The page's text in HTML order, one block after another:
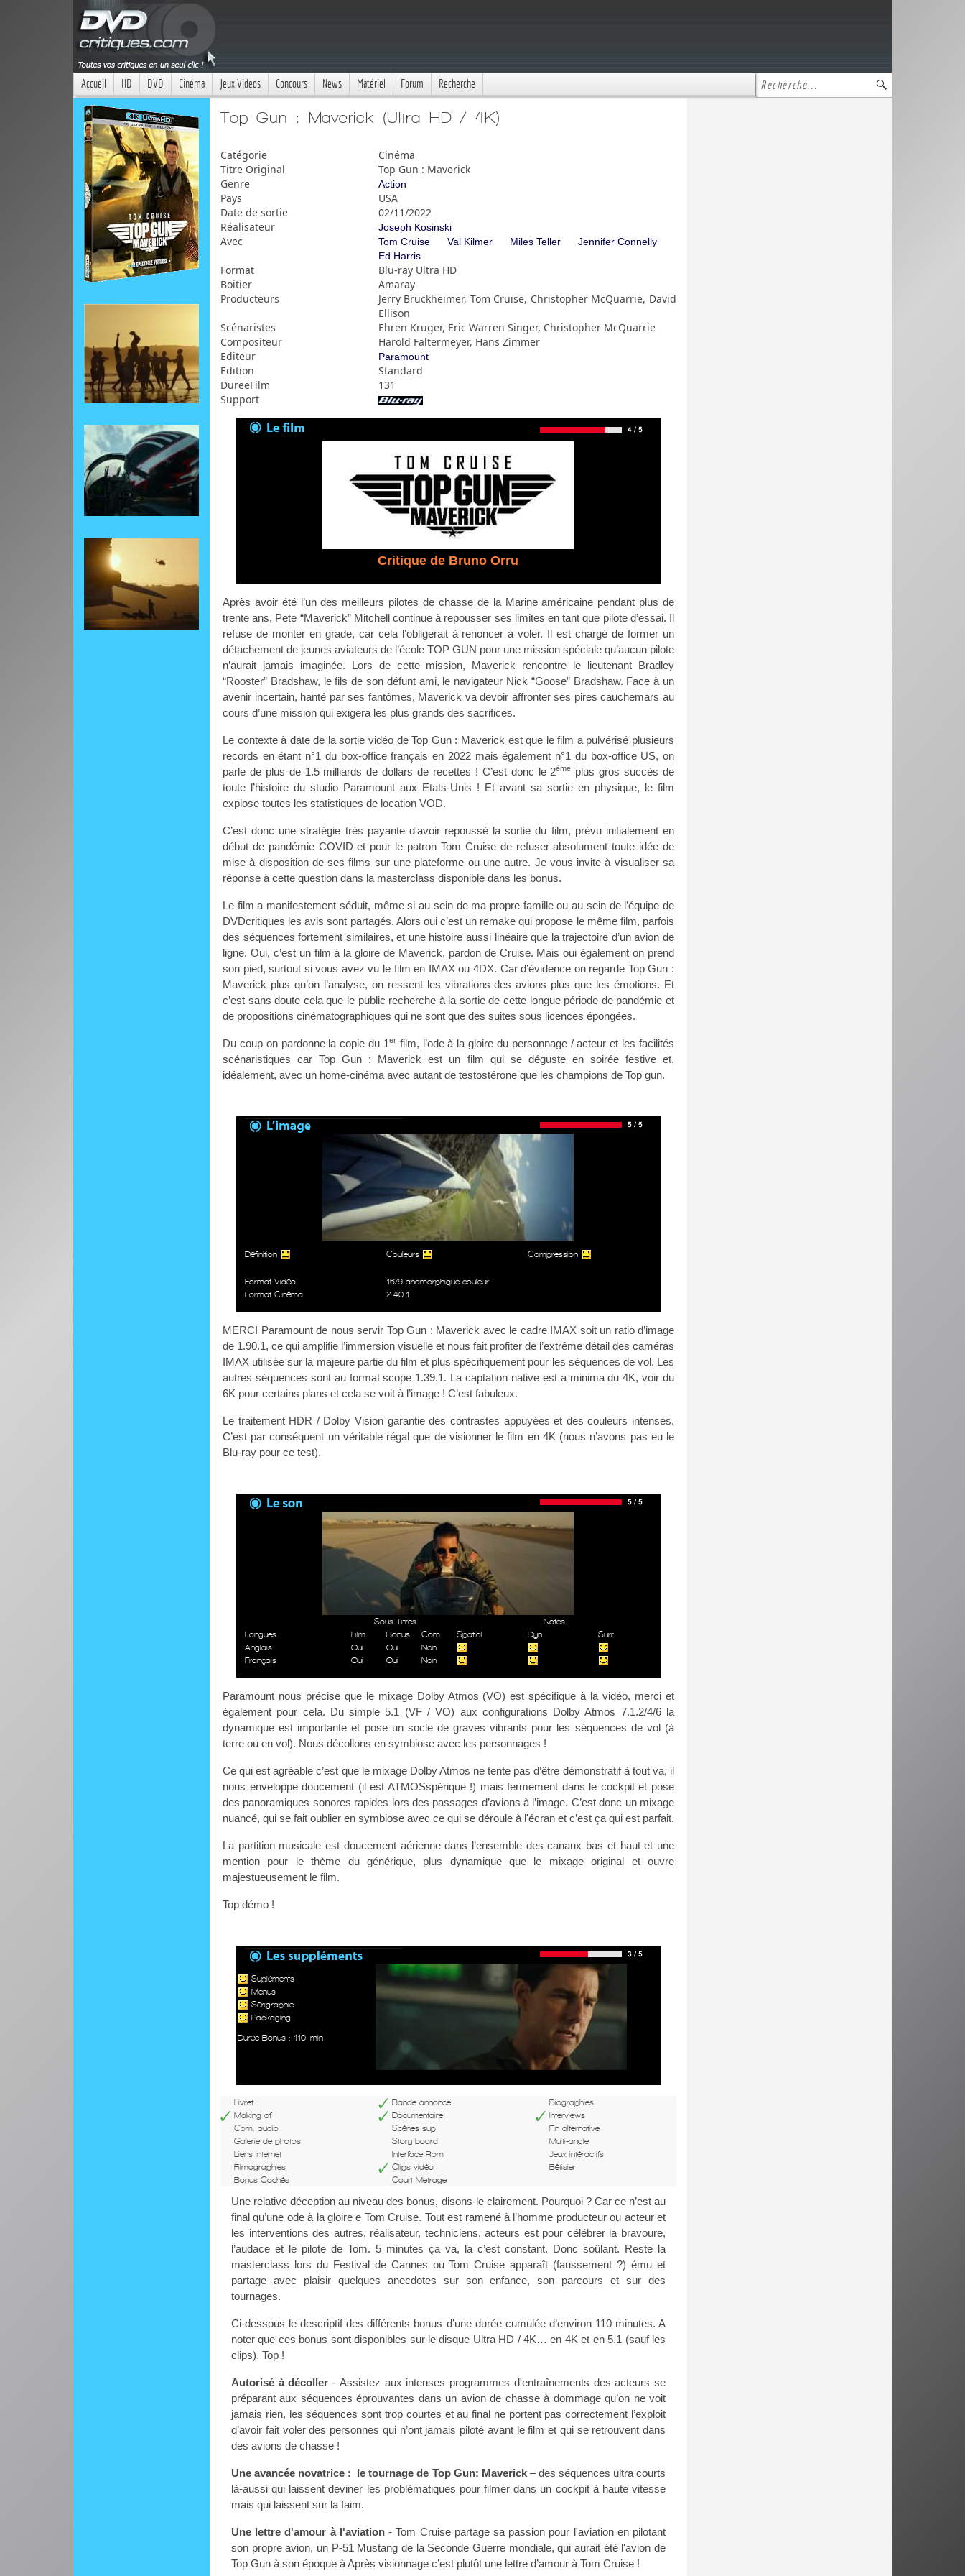
Accueil HD DVD Cinéma Jeux Videos Concours News Matériel Forum Recherche
Top Gun : Maverick (Ultra HD / 4K)
Catégorie
Cinéma
Titre Original
Top Gun : Maverick
Genre
Action
Pays
USA
Date de sortie
02/11/2022
Réalisateur
Joseph Kosinski
Avec Tom Cruise Val Kilmer Miles Teller
Jennifer Connelly
Ed Harris
Format
Blu-ray Ultra HD
Boitier
Amaray
Producteurs
Jerry Bruckheimer, Tom Cruise, Christopher McQuarrie, David
Ellison
Scénaristes
Ehren Kruger, Eric Warren Singer, Christopher McQuarrie
Compositeur
Harold Faltermeyer, Hans Zimmer
Editeur
Paramount
Edition
Standard
DureeFilm
131
Support
Critique de Bruno Orru
Après avoir été l’un des meilleurs pilotes de chasse de la Marine américaine pendant plus de
trente ans, Pete “Maverick” Mitchell continue à repousser ses limites en tant que pilote d’essai. Il
refuse de monter en grade, car cela l’obligerait à renoncer à voler. Il est chargé de former un
détachement de jeunes aviateurs de l’école TOP GUN pour une mission spéciale qu’aucun pilote
n’aurait jamais imaginée. Lors de cette mission, Maverick rencontre le lieutenant Bradley
“Rooster” Bradshaw, le fils de son défunt ami, le navigateur Nick “Goose” Bradshaw. Face à un
avenir incertain, hanté par ses fantômes, Maverick va devoir affronter ses pires cauchemars au
cours d’une mission qui exigera les plus grands des sacrifices.
Le contexte à date de la sortie vidéo de Top Gun : Maverick est que le film a pulvérisé plusieurs
records en étant n°1 du box-office français en 2022 mais également n°1 du box-office US, on
parle de plus de 1.5 milliards de dollars de recettes ! C’est donc le 2ème plus gros succès de
toute l’histoire du studio Paramount aux Etats-Unis ! Et avant sa sortie en physique, le film
explose toutes les statistiques de location VOD.
C’est donc une stratégie très payante d'avoir repoussé la sortie du film, prévu initialement en
début de pandémie COVID et pour le patron Tom Cruise de refuser absolument toute idée de
mise à disposition de ses films sur une plateforme ou une autre. Je vous invite à visualiser sa
réponse à cette question dans la masterclass disponible dans les bonus.
Le film a manifestement séduit, même si au sein de ma propre famille ou au sein de l’équipe de
DVDcritiques les avis sont partagés. Alors oui c’est un remake qui propose le même film, parfois
des séquences fortement similaires, et une histoire aussi linéaire que la trajectoire d’un avion de
ligne. Oui, c’est un film à la gloire de Maverick, pardon de Cruise. Mais oui également on prend
son pied, surtout si vous avez vu le film en IMAX ou 4DX. Car d’évidence on regarde Top Gun :
Maverick plus qu’on l’analyse, on ressent les vibrations des avions plus que les émotions. Et
c’est sans doute cela que le public recherche à la sortie de cette longue période de pandémie et
de propositions cinématographiques qui ne sont que des suites sous licences épongées.
Du coup on pardonne la copie du 1erfilm, l’ode à la gloire du personnage / acteur et les facilités
scénaristiques car Top Gun : Maverick est un film qui se déguste en soirée festive et,
idéalement, avec un home-cinéma avec autant de testostérone que les champions de Top gun.
Définition Couleurs Compression
Format Vidéo
16/9 anamorphique couleur
Format Cinéma
2.40:1
MERCI Paramount de nous servir Top Gun : Maverick avec le cadre IMAX soit un ratio d’image
de 1.90.1, ce qui amplifie l’immersion visuelle et nous fait profiter de l’extrême détail des caméras
IMAX utilisée sur la majeure partie du film et plus spécifiquement pour les séquences de vol. Les
autres séquences sont au format scope 1.39.1. La captation native est a minima du 4K, voir du
6K pour certains plans et cela se voit à l’image ! C’est fabuleux.
Le traitement HDR / Dolby Vision garantie des contrastes appuyées et des couleurs intenses.
C’est par conséquent un véritable régal que de visionner le film en 4K (nous n’avons pas eu le
Blu-ray pour ce test).
Sous Titres
Notes
Langues
Film Bonus Com Spatial Dyn
Surr
Anglais
Oui Oui
Non
Français
Oui Oui Non
Paramount nous précise que le mixage Dolby Atmos (VO) est spécifique à la vidéo, merci et
également pour cela. Du simple 5.1 (VF / VO) aux configurations Dolby Atmos 7.1.2/4/6 la
dynamique est importante et pose un socle de graves vibrants pour les séquences de vol (à
terre ou en vol). Nous décollons en symbiose avec les personnages !
Ce qui est agréable c’est que le mixage Dolby Atmos ne tente pas d’être démonstratif à tout va, il
nous enveloppe doucement (il est ATMOSspérique !) mais fermement dans le cockpit et pose
des panoramiques sonores rapides lors des passages d’avions à l’image. C’est donc un mixage
nuancé, qui se fait oublier en symbiose avec ce qui se déroule à l'écran et c’est ça qui est parfait.
La partition musicale est doucement aérienne dans l’ensemble des canaux bas et haut et une
mention pour le thème du générique, plus dynamique que le mixage original et ouvre
majestueusement le film.
Top démo !
Supléments
Menus
Sérigraphie
Packaging
Durée Bonus : 110 min
Livret Bande annonce
Biographies
Making of
Documentaire
Interviews
Com. audio
Scènes sup
Fin alternative
Galerie de photos
Story board
Multi-angle
Liens internet
Interface Rom
Jeux intéractifs
Filmographies
Clips vidéo
Bêtisier
Bonus Cachés
Court Metrage
Une relative déception au niveau des bonus, disons-le clairement. Pourquoi ? Car ce n’est au
final qu’une ode à la gloire e Tom Cruise. Tout est ramené à l’homme producteur ou acteur et
les interventions des autres, réalisateur, techniciens, acteurs est pour célébrer la bravoure,
l’audace et le pilote de Tom. 5 minutes ça va, là c’est constant. Donc soûlant. Reste la
masterclass lors du Festival de Cannes ou Tom Cruise apparaît (faussement ?) ému et
partage avec plaisir quelques anecdotes sur son enfance, son parcours et sur des
tournages.
Ci-dessous le descriptif des différents bonus d’une durée cumulée d’environ 110 minutes. A
noter que ces bonus sont disponibles sur le disque Ultra HD / 4K… en 4K et en 5.1 (sauf les
clips). Top !
Autorisé à décoller - Assistez aux intenses programmes d'entraînements des acteurs se
préparant aux séquences éprouvantes dans un avion de chasseà dommage qu’on ne voit
jamais rien, les séquences sont trop courtes et au final ne portent pas correctement l’exploit
d’avoir fait voler des personnes qui n’ont jamais piloté avant le film et qui se retrouvent dans
des avions de chasse !
Une avancée novatrice : le tournage de Top Gun: Maverick – des séquences ultra courts
là-aussi qui laissent deviner les problématiques pour filmer dans un cockpit à haute vitesse
mais qui laissent sur la faim.
Une lettre d'amour à l'aviation- Tom Cruise partage sa passion pour l'aviation en pilotant
son propre avion, un P-51 Mustang de la Seconde Guerre mondiale, qui aurait été l'avion de
Top Gun à son époque àAprès visionnage c’est plutôt une lettre d’amour à Tom Cruise !